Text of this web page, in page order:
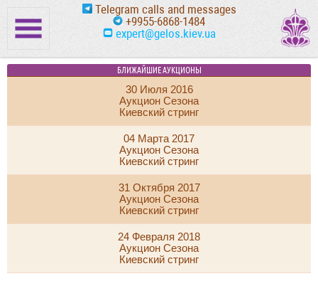
Telegram calls and messages
+9955-6868-1484
expert@gelos.kiev.ua
БЛИЖАЙШИЕ АУКЦИОНЫ
30 Июля 2016
Аукцион Сезона
Киевский стринг
04 Марта 2017
Аукцион Сезона
Киевский стринг
31 Октября 2017
Аукцион Сезона
Киевский стринг
24 Февраля 2018
Аукцион Сезона
Киевский стринг